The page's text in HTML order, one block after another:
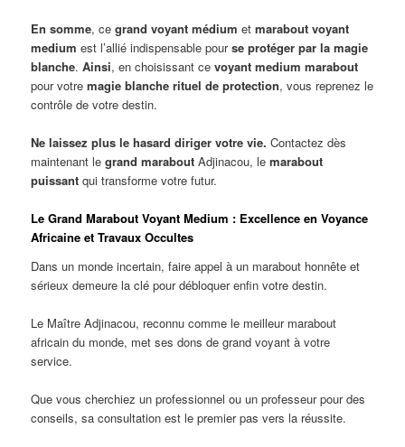
En somme, cegrand voyant médium etmarabout voyant
medium est l’allié indispensable pourse protéger par la magie
blanche.Ainsi, en choisissant cevoyant medium marabout
pour votremagie blanche rituel de protection, vous reprenez le
contrôle de votre destin.
Ne laissez plus le hasard diriger votre vie. Contactez dès
maintenant legrand marabout Adjinacou, lemarabout
puissant qui transforme votre futur.
Le Grand Marabout Voyant Medium : Excellence en Voyance
Africaine et Travaux Occultes
Dans un monde incertain, faire appel à un marabout honnête et
sérieux demeure la clé pour débloquer enfin votre destin.
Le Maître Adjinacou, reconnu comme le meilleur marabout
africain du monde, met ses dons de grand voyant à votre
service.
Que vous cherchiez un professionnel ou un professeur pour des
conseils, sa consultation est le premier pas vers la réussite.